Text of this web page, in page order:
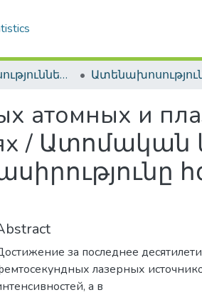
Ատենախոսություններ և սեղմագրեր / Theses & Abstracts
атомных и
/ Ատոմական
за последнее
лазерных
а в